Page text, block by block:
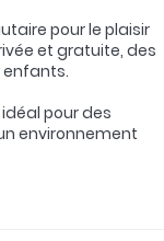
pour le plaisir
et gratuite, des
enfants.
pour des
environnement